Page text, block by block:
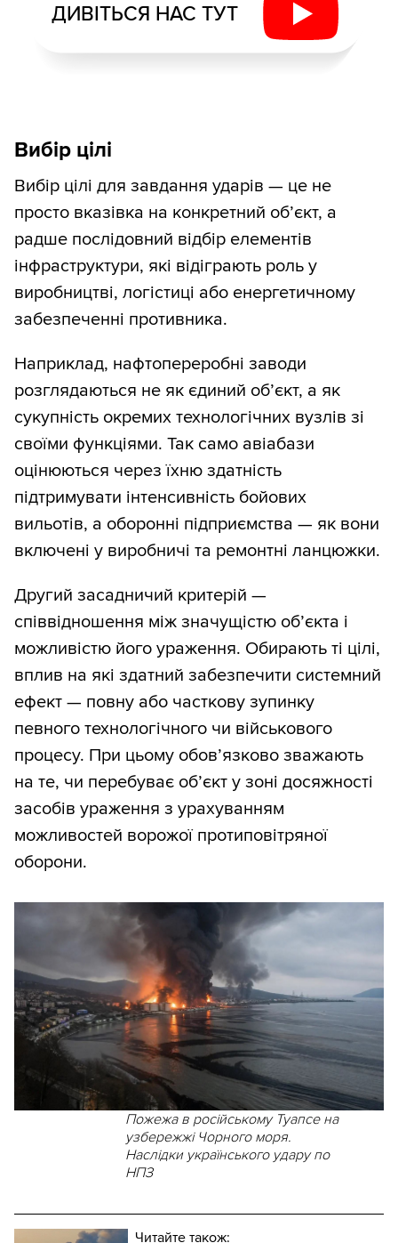
ДИВІТЬСЯ НАС ТУТ
Вибір цілі
Вибір цілі для завдання ударів — це не
просто вказівка на конкретний об’єкт, а
радше послідовний відбір елементів
інфраструктури, які відіграють роль у
виробництві, логістиці або енергетичному
забезпеченні противника.
Наприклад, нафтопереробні заводи
розглядаються не як єдиний об’єкт, а як
сукупність окремих технологічних вузлів зі
своїми функціями. Так само авіабази
оцінюються через їхню здатність
підтримувати інтенсивність бойових
вильотів, а оборонні підприємства — як вони
включені у виробничі та ремонтні ланцюжки.
Другий засадничий критерій —
співвідношення між значущістю об’єкта і
можливістю його ураження. Обирають ті цілі,
вплив на які здатний забезпечити системний
ефект — повну або часткову зупинку
певного технологічного чи військового
процесу. При цьому обов’язково зважають
на те, чи перебуває об’єкт у зоні досяжності
засобів ураження з урахуванням
можливостей ворожої протиповітряної
оборони.
Пожежа в російському Туапсе на
узбережжі Чорного моря.
Наслідки українського удару по
НПЗ
Читайте також: